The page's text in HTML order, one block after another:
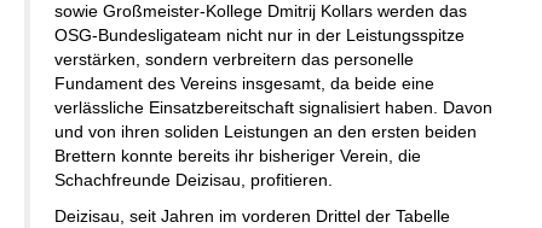
sowie Großmeister-Kollege Dmitrij Kollars werden das
OSG-Bundesligateam nicht nur in der Leistungsspitze
verstärken, sondern verbreitern das personelle
Fundament des Vereins insgesamt, da beide eine
verlässliche Einsatzbereitschaft signalisiert haben. Davon
und von ihren soliden Leistungen an den ersten beiden
Brettern konnte bereits ihr bisheriger Verein, die
Schachfreunde Deizisau, profitieren.
Deizisau, seit Jahren im vorderen Drittel der Tabelle